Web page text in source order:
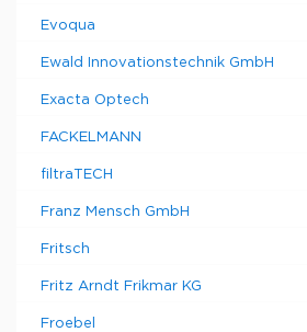
Evoqua
Ewald Innovationstechnik GmbH
Exacta Optech
FACKELMANN
filtraTECH
Franz Mensch GmbH
Fritsch
Fritz Arndt Frikmar KG
Froebel